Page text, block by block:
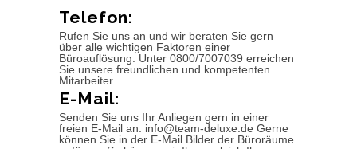
Telefon:
Rufen Sie uns an und wir beraten Sie gern
über alle wichtigen Faktoren einer
Büroauflösung. Unter 0800/7007039 erreichen
Sie unsere freundlichen und kompetenten
Mitarbeiter.
E-Mail:
Senden Sie uns Ihr Anliegen gern in einer
freien E-Mail an: info@team-deluxe.de Gerne
können Sie in der E-Mail Bilder der Büroräume